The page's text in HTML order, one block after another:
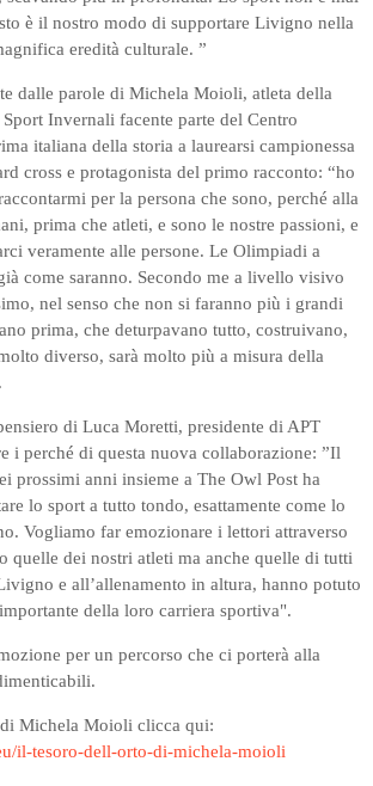
è il nostro modo di supportare Livigno nella
eredità culturale. ”
dalle parole di Michela Moioli, atleta della
Invernali facente parte del Centro
italiana della storia a laurearsi campionessa
cross e protagonista del primo racconto: “ho
per la persona che sono, perché alla
prima che atleti, e sono le nostre passioni, e
veramente alle persone. Le Olimpiadi a
come saranno. Secondo me a livello visivo
nel senso che non si faranno più i grandi
prima, che deturpavano tutto, costruivano,
diverso, sarà molto più a misura della
di Luca Moretti, presidente di APT
i perché di questa nuova collaborazione: ”Il
prossimi anni insieme a The Owl Post ha
lo sport a tutto tondo, esattamente come lo
Vogliamo far emozionare i lettori attraverso
quelle dei nostri atleti ma anche quelle di tutti
e all’allenamento in altura, hanno potuto
della loro carriera sportiva".
per un percorso che ci porterà alla
Michela Moioli clicca qui:
il-tesoro-dell-orto-di-michela-moioli